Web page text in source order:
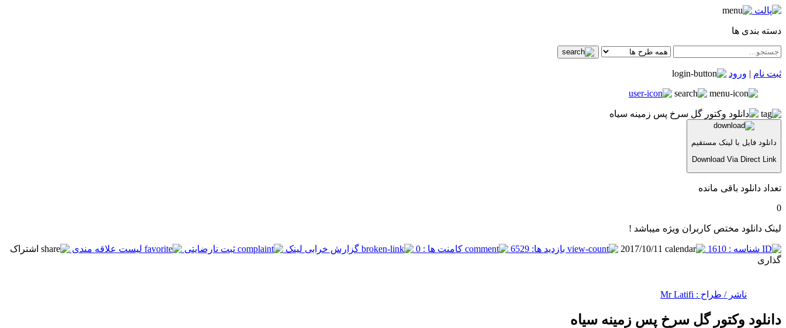
دسته بندی ها
ثبت نام | ورود
دانلود فایل با لینک مستقیم
Download Via Direct Link
تعداد دانلود باقی مانده
0
لینک دانلود مختص کاربران ویژه میباشد !
شناسه : 1610 بازدید ها: 6529 کامنت ها : 0 گزارش خرابی لینک ثبت نارضایتی لیست علاقه مندی
اشتراک
گذاری
ناشر / طراح : Mr Latifi
دانلود وکتور گل سرخ پس زمینه سیاه